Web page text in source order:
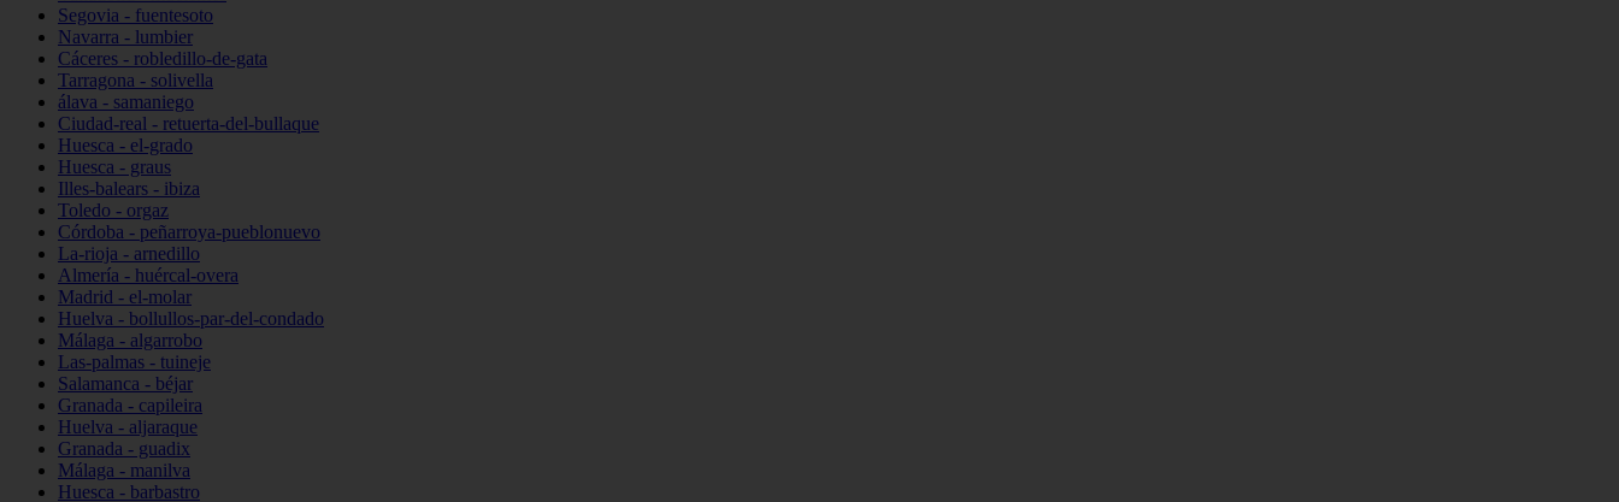
Segovia - fuentesoto
Navarra - lumbier
Cáceres - robledillo-de-gata
Tarragona - solivella
álava - samaniego
Ciudad-real - retuerta-del-bullaque
Huesca - el-grado
Huesca - graus
Illes-balears - ibiza
Toledo - orgaz
Córdoba - peñarroya-pueblonuevo
La-rioja - arnedillo
Almería - huércal-overa
Madrid - el-molar
Huelva - bollullos-par-del-condado
Málaga - algarrobo
Las-palmas - tuineje
Salamanca - béjar
Granada - capileira
Huelva - aljaraque
Granada - guadix
Málaga - manilva
Huesca - barbastro